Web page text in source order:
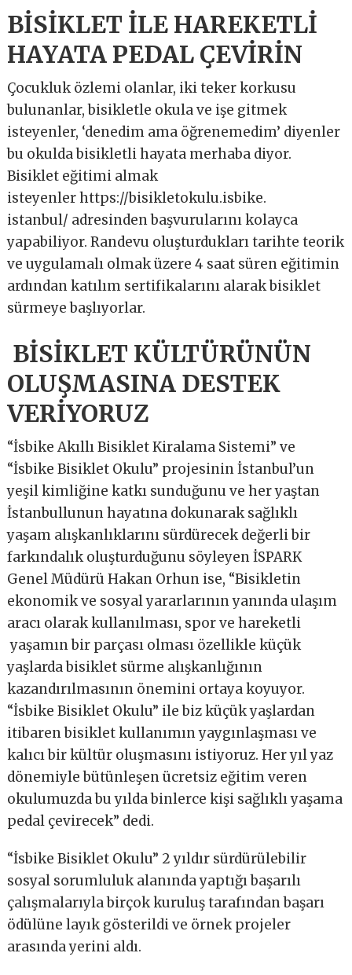
BİSİKLET İLE HAREKETLİ
HAYATA PEDAL ÇEVİRİN
Çocukluk özlemi olanlar, iki teker korkusu
bulunanlar, bisikletle okula ve işe gitmek
isteyenler, ‘denedim ama öğrenemedim’ diyenler
bu okulda bisikletli hayata merhaba diyor.
Bisiklet eğitimi almak
isteyenler https://bisikletokulu.isbike.
istanbul/ adresinden başvurularını kolayca
yapabiliyor. Randevu oluşturdukları tarihte teorik
ve uygulamalı olmak üzere 4 saat süren eğitimin
ardından katılım sertifikalarını alarak bisiklet
sürmeye başlıyorlar.
BİSİKLET KÜLTÜRÜNÜN
OLUŞMASINA DESTEK
VERİYORUZ
“İsbike Akıllı Bisiklet Kiralama Sistemi” ve
“İsbike Bisiklet Okulu” projesinin İstanbul’un
yeşil kimliğine katkı sunduğunu ve her yaştan
İstanbullunun hayatına dokunarak sağlıklı
yaşam alışkanlıklarını sürdürecek değerli bir
farkındalık oluşturduğunu söyleyen İSPARK
Genel Müdürü Hakan Orhun ise, “Bisikletin
ekonomik ve sosyal yararlarının yanında ulaşım
aracı olarak kullanılması, spor ve hareketli
yaşamın bir parçası olması özellikle küçük
yaşlarda bisiklet sürme alışkanlığının
kazandırılmasının önemini ortaya koyuyor.
“İsbike Bisiklet Okulu” ile biz küçük yaşlardan
itibaren bisiklet kullanımın yaygınlaşması ve
kalıcı bir kültür oluşmasını istiyoruz. Her yıl yaz
dönemiyle bütünleşen ücretsiz eğitim veren
okulumuzda bu yılda binlerce kişi sağlıklı yaşama
pedal çevirecek” dedi.
“İsbike Bisiklet Okulu” 2 yıldır sürdürülebilir
sosyal sorumluluk alanında yaptığı başarılı
çalışmalarıyla birçok kuruluş tarafından başarı
ödülüne layık gösterildi ve örnek projeler
arasında yerini aldı.